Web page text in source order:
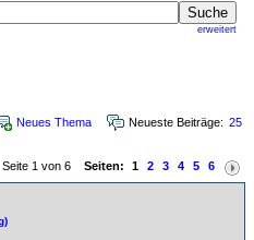
erweitert
Neues Thema Neueste Beiträge: 25
Seite 1 von 6 Seiten: 1 2 3 4 5 6